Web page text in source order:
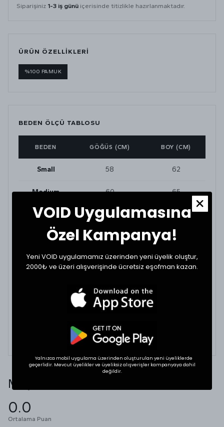
Siparişiniz 1-3 iş günü içerisinde titizlikle hazırlanmaktadır.
ÜRÜN ÖZELLİKLERİ
%100 PAMUK
BEDEN ÖLÇÜ TABLOSU
BEDEN GÖĞÜS (CM) BOY (CM)
Small 58 62
Medium 60 65
Large 63 66
XLarge 65 68
Tekstil ürünlerinde beden seçimi modellere göre
değişkenlik gösterebilir. En doğru seçim için
dolabınızdaki favori bir ürününüzün ölçülerini alıp
* Ölçülerde ±1 cm farklılık olabilir.
Müşteri Yorumları
0.0
Ortalama Puan
VOID Uygulamasına
Özel Kampanya!
Yeni VOID uygulamamız üzerinden yeni üyelik oluştur,
2000₺ ve üzeri alışverişinde ücretsiz eşofman kazan.
Yalnızca mobil uygulama üzerinden oluşturulan yeni üyeliklerde
geçerlidir. Mevcut üyelikler ve üyeliksiz alışverişler kampanyaya dahil
değildir.